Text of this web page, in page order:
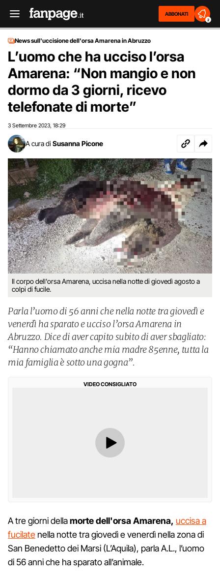
ABBONATI
2
News sull'uccisione dell'orsa Amarena in Abruzzo
L’uomo che ha ucciso l’orsa
Amarena: “Non mangio e non
dormo da 3 giorni, ricevo
telefonate di morte”
3 Settembre 2023 18:29
A cura di Susanna Picone
Il corpo dell'orsa Amarena, uccisa nella notte di giovedì agosto a
colpi di fucile.
Parla l’uomo di 56 anni che nella notte tra giovedì e
venerdì ha sparato e ucciso l’orsa Amarena in
Abruzzo. Dice di aver capito subito di aver sbagliato:
“Hanno chiamato anche mia madre 85enne, tutta la
mia famiglia è sotto una gogna”.
VIDEO CONSIGLIATO
A tre giorni dellamorte dell'orsa Amarena, uccisa a
fucilate nella notte tra giovedì e venerdì nella zona di
San Benedetto dei Marsi (L’Aquila), parla A.L., l’uomo
di 56 anni che ha sparato all’animale.